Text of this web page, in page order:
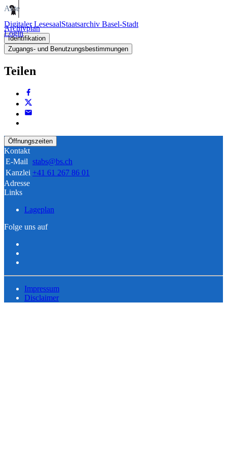
Digitaler LesesaalStaatsarchiv Basel-Stadt
Login
Akte
Archivplan
Identifikation
Zugangs- und Benutzungsbestimmungen
Teilen
Öffnungszeiten
Kontakt
E-Mail stabs@bs.ch
Kanzlei +41 61 267 86 01
Adresse
Links
Lageplan
Folge uns auf
Impressum
Disclaimer